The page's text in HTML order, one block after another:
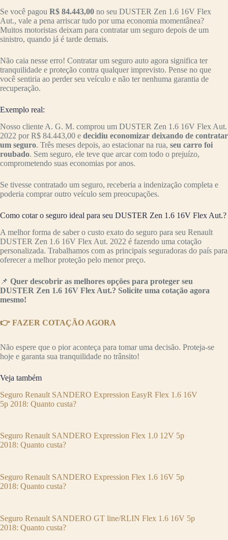
Se você pagou R$ 84.443,00 no seu DUSTER Zen 1.6 16V Flex
Aut., vale a pena arriscar tudo por uma economia momentânea?
Muitos motoristas deixam para contratar um seguro depois de um
sinistro, quando já é tarde demais.
Não caia nesse erro! Contratar um seguro auto agora significa ter
tranquilidade e proteção contra qualquer imprevisto. Pense no que
você sentiria ao perder seu veículo e não ter nenhuma garantia de
recuperação.
Exemplo real:
Nosso cliente A. G. M. comprou um DUSTER Zen 1.6 16V Flex Aut.
2022 por R$ 84.443,00 e decidiu economizar deixando de contratar
um seguro. Três meses depois, ao estacionar na rua, seu carro foi
roubado. Sem seguro, ele teve que arcar com todo o prejuízo,
comprometendo suas economias por anos.
Se tivesse contratado um seguro, receberia a indenização completa e
poderia comprar outro veículo sem preocupações.
Como cotar o seguro ideal para seu DUSTER Zen 1.6 16V Flex Aut.?
A melhor forma de saber o custo exato do seguro para seu Renault
DUSTER Zen 1.6 16V Flex Aut. 2022 é fazendo uma cotação
personalizada. Trabalhamos com as principais seguradoras do país para
oferecer a melhor proteção pelo menor preço.
📌 Quer descobrir as melhores opções para proteger seu
DUSTER Zen 1.6 16V Flex Aut.? Solicite uma cotação agora
mesmo!
👉 FAZER COTAÇÃO AGORA
Não espere que o pior aconteça para tomar uma decisão. Proteja-se
hoje e garanta sua tranquilidade no trânsito!
Veja também
Seguro Renault SANDERO Expression EasyR Flex 1.6 16V
5p 2018: Quanto custa?
Seguro Renault SANDERO Expression Flex 1.0 12V 5p
2018: Quanto custa?
Seguro Renault SANDERO Expression Flex 1.6 16V 5p
2018: Quanto custa?
Seguro Renault SANDERO GT line/RLIN Flex 1.6 16V 5p
2018: Quanto custa?